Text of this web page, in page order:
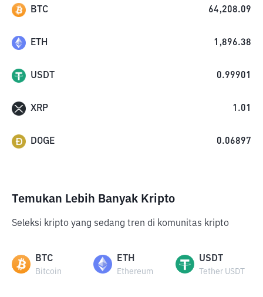
BTC 64,208.09
ETH 1,896.38
USDT 0.99901
XRP 1.01
DOGE 0.06897
Temukan Lebih Banyak Kripto
Seleksi kripto yang sedang tren di komunitas kripto
BTC
Bitcoin
ETH
Ethereum
USDT
Tether USDT